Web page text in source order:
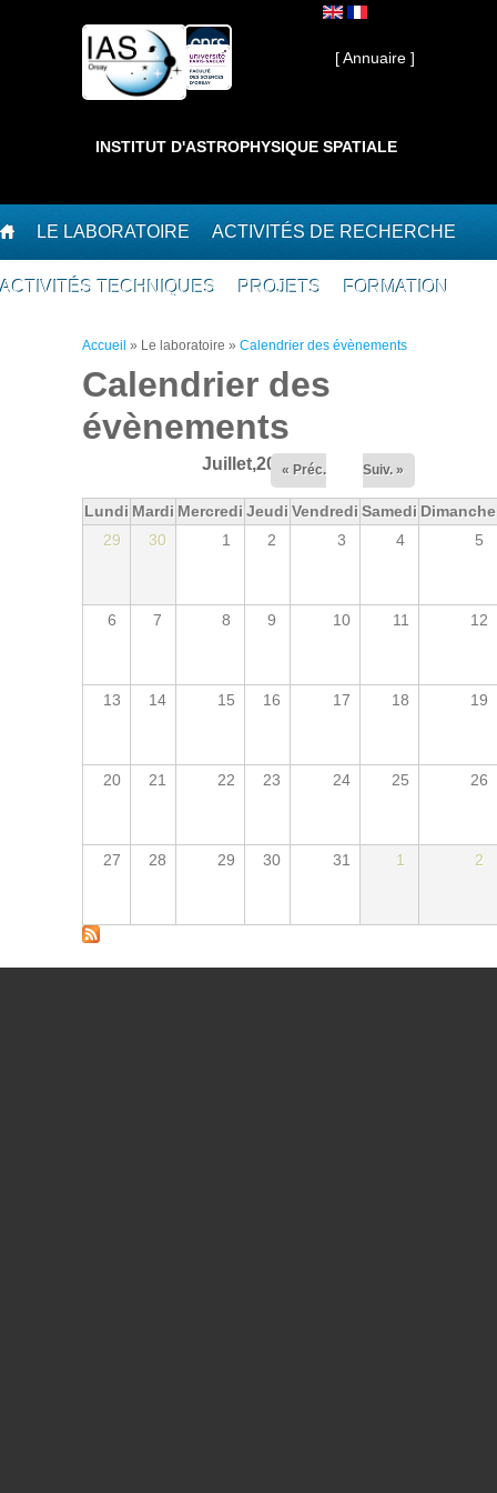
Interne ]
[ Annuaire ]
INSTITUT D'ASTROPHYSIQUE SPATIALE
LE LABORATOIRE ACTIVITÉS DE RECHERCHE
ACTIVITÉS TECHNIQUES PROJETS FORMATION
Vous êtes ici
Accueil » Le laboratoire » Calendrier des évènements
Calendrier des
évènements
Juillet,2026« Préc. Suiv. »
Lundi Mardi Mercredi Jeudi Vendredi Samedi Dimanche
29
30 1 2 3 4 5
6 7 8 9 10 11 12
13 14 15 16 17 18 19
20 21 22 23 24 25 26
27 28 29 30 31 1 2